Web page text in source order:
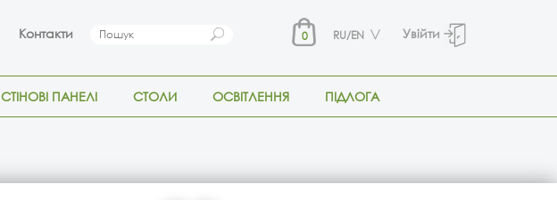
Контакти 0 RU/EN Увійти
СТІНОВІ ПАНЕЛІ СТОЛИ ОСВІТЛЕННЯ ПІДЛОГА